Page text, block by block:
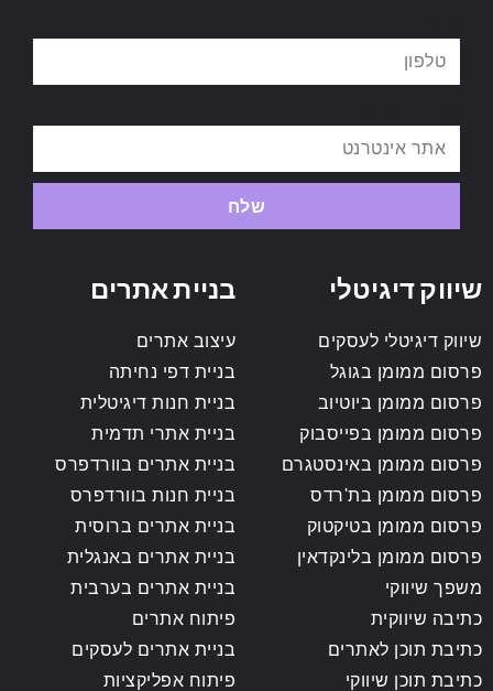
שלח
שיווק דיגיטלי
שיווק דיגיטלי לעסקים
פרסום ממומן בגוגל
פרסום ממומן ביוטיוב
פרסום ממומן בפייסבוק
פרסום ממומן באינסטגרם
פרסום ממומן בת'רדס
פרסום ממומן בטיקטוק
פרסום ממומן בלינקדאין
משפך שיווקי
כתיבה שיווקית
כתיבת תוכן לאתרים
כתיבת תוכן שיווקי
בניית אתרים
עיצוב אתרים
בניית דפי נחיתה
בניית חנות דיגיטלית
בניית אתרי תדמית
בניית אתרים בוורדפרס
בניית חנות בוורדפרס
בניית אתרים ברוסית
בניית אתרים באנגלית
בניית אתרים בערבית
פיתוח אתרים
בניית אתרים לעסקים
פיתוח אפליקציות